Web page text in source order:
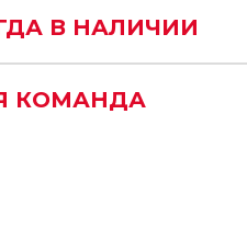
В НАЛИЧИИ
КОМАНДА